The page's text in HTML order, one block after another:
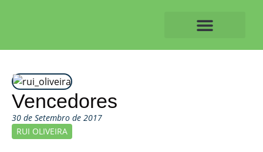
Vencedores
30 de Setembro de 2017
RUI OLIVEIRA